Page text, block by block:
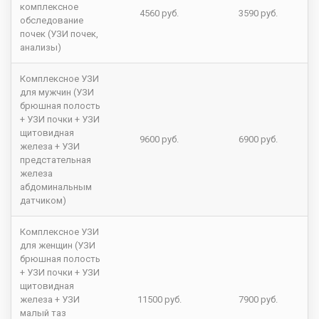
комплексное
обследование
почек (УЗИ почек,
анализы)
4560 руб. 3590 руб.
Комплексное УЗИ
для мужчин (УЗИ
брюшная полость
+ УЗИ почки + УЗИ
щитовидная
железа + УЗИ
предстательная
железа
абдоминальным
датчиком)
9600 руб. 6900 руб.
Комплексное УЗИ
для женщин (УЗИ
брюшная полость
+ УЗИ почки + УЗИ
щитовидная
железа + УЗИ
малый таз
11500 руб. 7900 руб.